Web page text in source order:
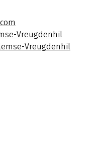
Vreugdenhil
Vreugdenhil